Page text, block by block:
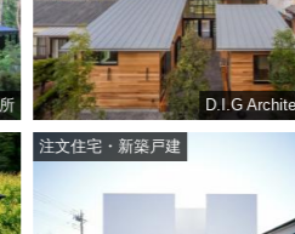
D.I.G Architects
文住宅・新築戸建